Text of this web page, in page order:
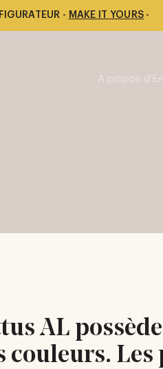
- MAKE IT YOURS -
À propos
AL possède
Les